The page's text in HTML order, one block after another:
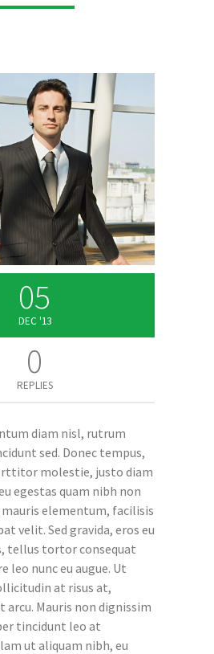
05
DEC '13
0
REPLIES
diam nisl, rutrum
sed. Donec tempus,
molestie, justo diam
egestas quam nibh non
elementum, facilisis
velit. Sed gravida, eros eu
tellus tortor consequat
leo nunc eu augue. Ut
at risus at,
Mauris non dignissim
tincidunt leo at
ut aliquam nibh, eu